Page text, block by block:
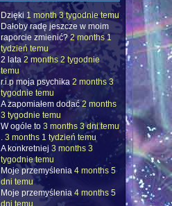
Dzięki 1 month 3 tygodnie temu
Dałoby radę jeszcze w moim
raporcie zmienić? 2 months 1
tydzień temu
2 lata 2 months 2 tygodnie
temu
r.i.p moja psychika 2 months 3
tygodnie temu
A zapomiałem dodać 2 months
3 tygodnie temu
W ogóle to 3 months 3 dni temu
3 months 1 tydzień temu
A konkretniej 3 months 3
tygodnie temu
Moje przemyślenia 4 months 5
dni temu
Moje przemyślenia 4 months 5
dni temu